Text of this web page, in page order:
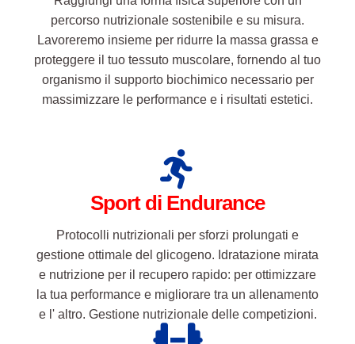
percorso nutrizionale sostenibile e su misura.
Lavoreremo insieme per ridurre la massa grassa e
proteggere il tuo tessuto muscolare, fornendo al tuo
organismo il supporto biochimico necessario per
massimizzare le performance e i risultati estetici.
Sport di Endurance
Protocolli nutrizionali per sforzi prolungati e
gestione ottimale del glicogeno. Idratazione mirata
e nutrizione per il recupero rapido: per ottimizzare
la tua performance e migliorare tra un allenamento
e l' altro. Gestione nutrizionale delle competizioni.